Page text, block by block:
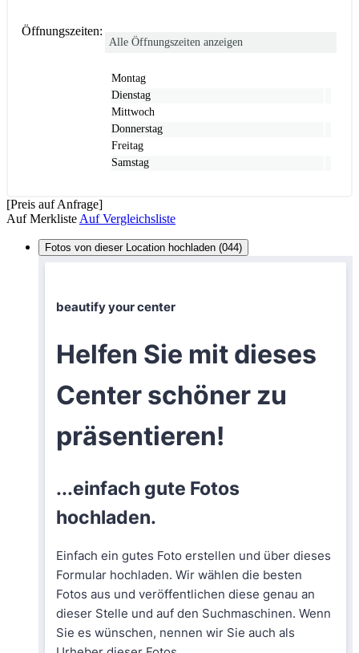
Öffnungszeiten:
Alle Öffnungszeiten anzeigen
Montag
Dienstag
Mittwoch
Donnerstag
Freitag
Samstag
[Preis auf Anfrage]
Auf Merkliste Auf Vergleichsliste
Fotos von dieser Location hochladen (044)